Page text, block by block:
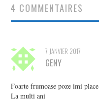
4 COMMENTAIRES
7 JANVIER 2017
GENY
Foarte frumoase poze imi place
La multi ani